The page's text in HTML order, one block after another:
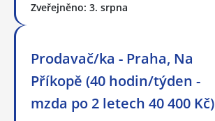
Zveřejněno: 3. srpna
Prodavač/ka - Praha, Na
Příkopě (40 hodin/týden -
mzda po 2 letech 40 400 Kč)